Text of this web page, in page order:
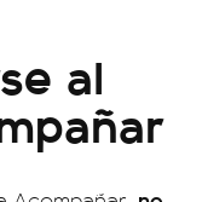
al